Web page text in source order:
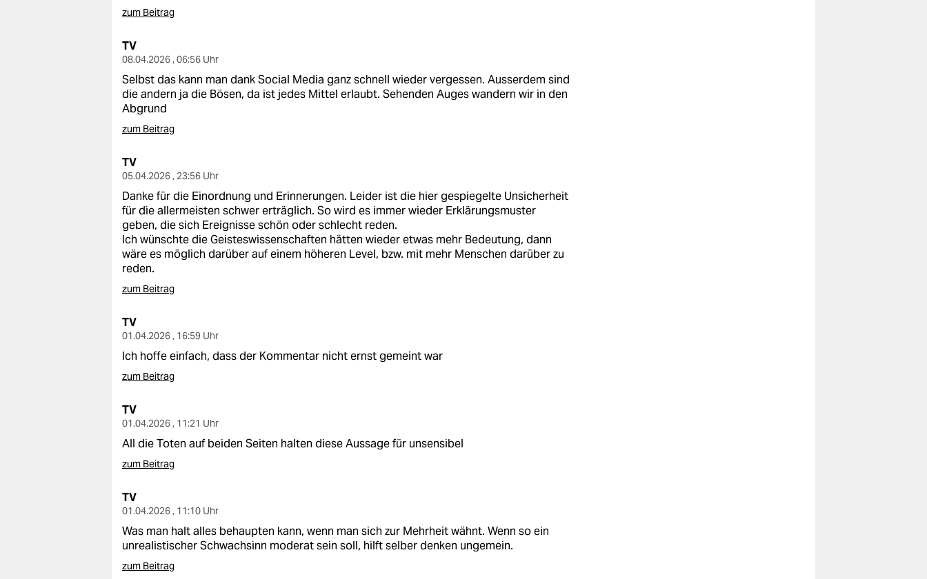
zum Beitrag
TV
08.04.2026 , 06:56 Uhr
Selbst das kann man dank Social Media ganz schnell wieder vergessen. Ausserdem sind
die andern ja die Bösen, da ist jedes Mittel erlaubt. Sehenden Auges wandern wir in den
Abgrund
zum Beitrag
TV
05.04.2026 , 23:56 Uhr
Danke für die Einordnung und Erinnerungen. Leider ist die hier gespiegelte Unsicherheit
für die allermeisten schwer erträglich. So wird es immer wieder Erklärungsmuster
geben, die sich Ereignisse schön oder schlecht reden.
Ich wünschte die Geisteswissenschaften hätten wieder etwas mehr Bedeutung, dann
wäre es möglich darüber auf einem höheren Level, bzw. mit mehr Menschen darüber zu
reden.
zum Beitrag
TV
01.04.2026 , 16:59 Uhr
Ich hoffe einfach, dass der Kommentar nicht ernst gemeint war
zum Beitrag
TV
01.04.2026 , 11:21 Uhr
All die Toten auf beiden Seiten halten diese Aussage für unsensibel
zum Beitrag
TV
01.04.2026 , 11:10 Uhr
Was man halt alles behaupten kann, wenn man sich zur Mehrheit wähnt. Wenn so ein
unrealistischer Schwachsinn moderat sein soll, hilft selber denken ungemein.
zum Beitrag